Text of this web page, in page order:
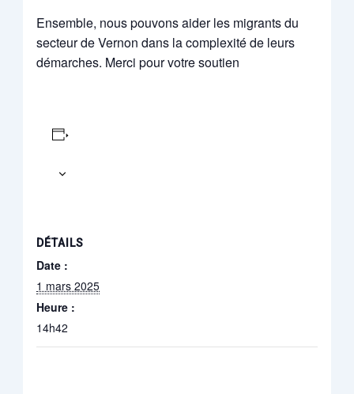
Ensemble, nous pouvons aider les migrants du
secteur de Vernon dans la complexité de leurs
démarches. Merci pour votre soutien
DÉTAILS
Date :
1 mars 2025
Heure :
14h42